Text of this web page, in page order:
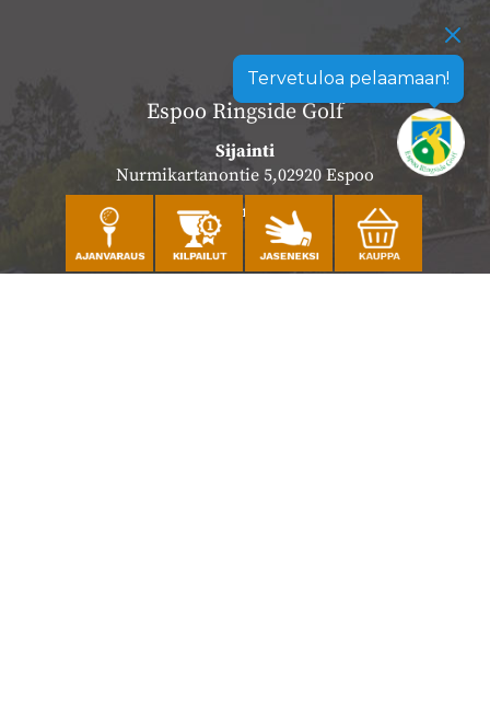
Tervetuloa pelaamaan!
Espoo Ringside Golf
Sijainti
Nurmikartanontie 5,02920 Espoo
Katso sijainti kartalla